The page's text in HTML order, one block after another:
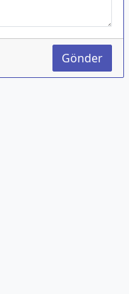
Gönder